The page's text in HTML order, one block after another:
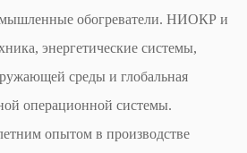
обогреватели. НИОКР и
энергетические системы,
среды и глобальная
операционной системы.
опытом в производстве